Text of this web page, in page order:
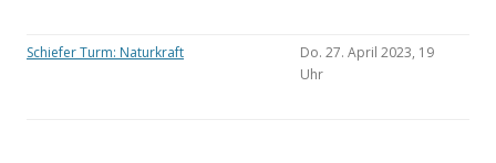
Schiefer Turm: Naturkraft
Do. 27. April 2023, 19
Uhr